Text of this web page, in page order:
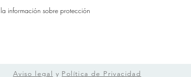
información sobre protección
Aviso legal y Política de Privacidad